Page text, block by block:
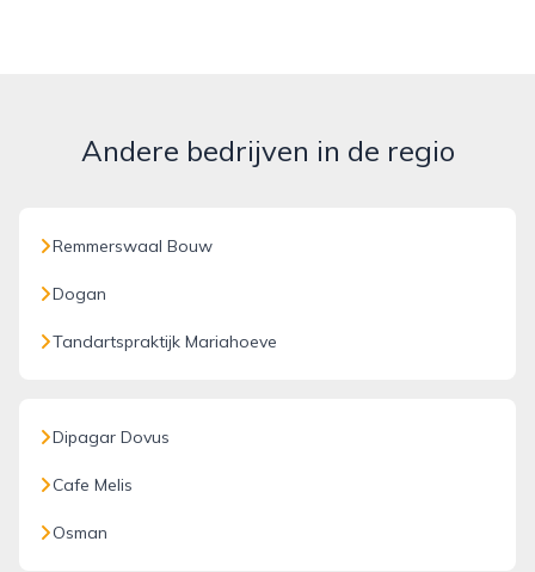
Andere bedrijven in de regio
Remmerswaal Bouw
Dogan
Tandartspraktijk Mariahoeve
Dipagar Dovus
Cafe Melis
Osman